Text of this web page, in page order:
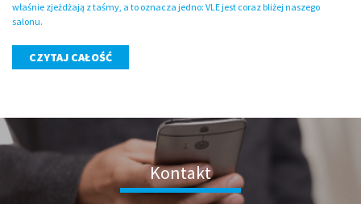
właśnie zjeżdżają z taśmy, a to oznacza jedno: VLE jest coraz bliżej naszego
salonu.
CZYTAJ CAŁOŚĆ
Kontakt